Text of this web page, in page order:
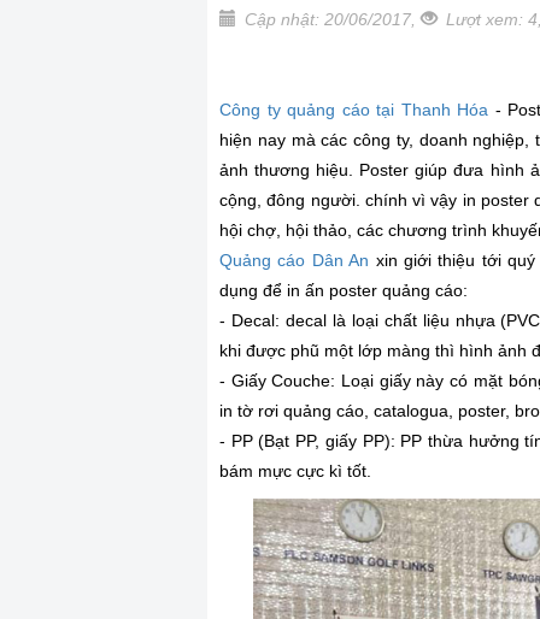
Cập nhật: 20/06/2017, Lượt xem:
Công ty quảng cáo tại Thanh Hóa -
hiện nay mà các công ty, doanh
ảnh thương hiệu. Poster giúp đưa hình
cộng, đông người. chính vì vậy in poster
hội chợ, hội thảo, các chương trình
Quảng cáo Dân An xin giới thiệu tới
dụng để in ấn poster quảng cáo:
- Decal: decal là loại chất liệu nhựa
khi được phũ một lớp màng thì hình ảnh
- Giấy Couche: Loại giấy này có mặt
in tờ rơi quảng cáo, catalogua, poster,
- PP (Bạt PP, giấy PP): PP thừa hưởng
bám mực cực kì tốt.